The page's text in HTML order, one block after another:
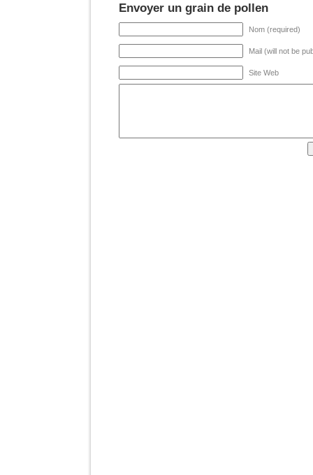
Envoyer un grain de pollen
Nom (required)
Mail (will not be
Site Web